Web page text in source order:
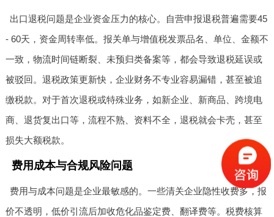
出口退税问题是企业资金压力的核心。自营申报退税普遍需要45
- 60天，资金周转率低。报关单与增值税发票品名、单位、金额不
一致，物流时间链断裂、未预归类备案等，都会导致退税延误或
被驳回。退税政策更新快，企业财务不专业容易漏错，甚至被追
缴税款。对于首次退税或特殊业务，如新企业、新商品、跨境电
商、退货复出口等，流程不熟、资料不全，退税就会卡壳，甚至
损失大额税款。
费用成本与合规风险问题
费用与成本问题是企业最敏感的。一些清关企业隐性收费多，报
价不透明，低价引流后加收危化品鉴定费、翻译费等。税费核算